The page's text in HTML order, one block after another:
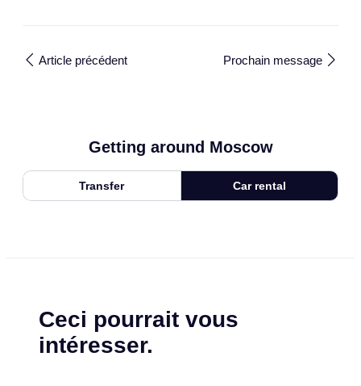
Article précédent Prochain message
Getting around Moscow
Transfer Car rental
Ceci pourrait vous
intéresser.